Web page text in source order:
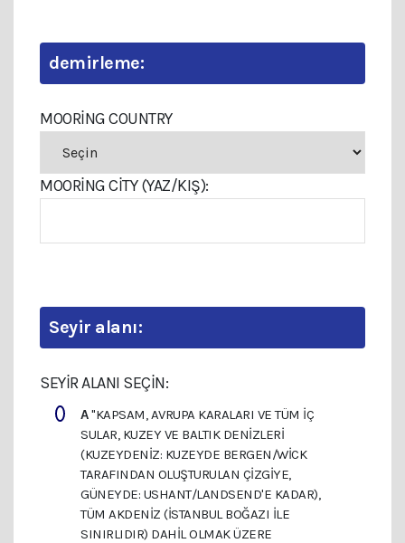
demirleme:
MOORING COUNTRY
MOORING CITY (YAZ/KIŞ):
Seyir alanı:
SEYIR ALANI SEÇIN:
A"KAPSAM, AVRUPA KARALARI VE TÜM IÇ
SULAR, KUZEY VE BALTIK DENIZLERI
(KUZEYDENIZ: KUZEYDE BERGEN/WICK
TARAFINDAN OLUŞTURULAN ÇIZGIYE,
GÜNEYDE: USHANT/LANDSEND'E KADAR),
TÜM AKDENIZ (İSTANBUL BOĞAZI ILE
SINIRLIDIR) DAHIL OLMAK ÜZERE